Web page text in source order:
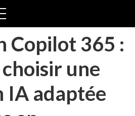
Copilot 365 :
une
adaptée